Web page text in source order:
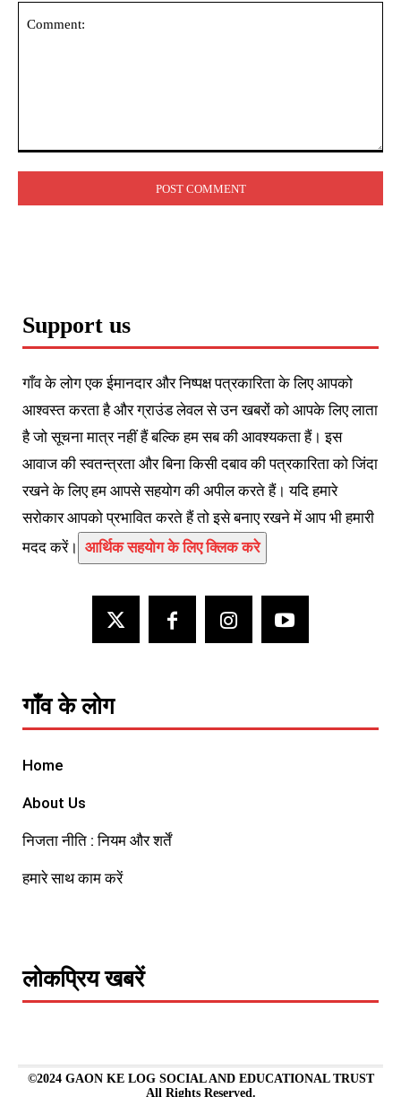
Support us
गाँव के लोग एक ईमानदार और निष्पक्ष पत्रकारिता के लिए आपको
आश्वस्त करता है और ग्राउंड लेवल से उन खबरों को आपके लिए लाता
है जो सूचना मात्र नहीं हैं बल्कि हम सब की आवश्यकता हैं। इस
आवाज की स्वतन्त्रता और बिना किसी दबाव की पत्रकारिता को जिंदा
रखने के लिए हम आपसे सहयोग की अपील करते हैं। यदि हमारे
सरोकार आपको प्रभावित करते हैं तो इसे बनाए रखने में आप भी हमारी
मदद करें। आर्थिक सहयोग के लिए क्लिक करे
गाँव के लोग
Home
About Us
निजता नीति : नियम और शर्तें
हमारे साथ काम करें
लोकप्रिय खबरें
©2024 GAON KE LOG SOCIAL AND EDUCATIONAL TRUST
All Rights Reserved.